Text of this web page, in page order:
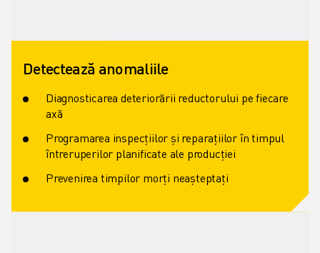
Detectează anomaliile
Diagnosticarea deteriorării reductorului pe fiecare
axă
Programarea inspecțiilor și reparațiilor în timpul
întreruperilor planificate ale producției
Prevenirea timpilor morți neașteptați